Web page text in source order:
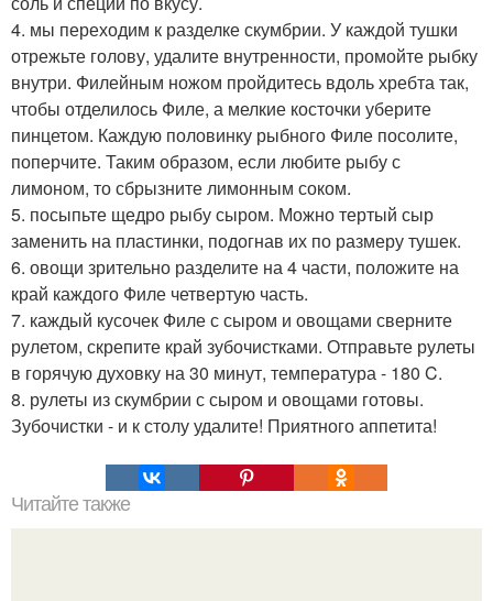
4. мы переходим к разделке скумбрии. У каждой тушки
отрежьте голову, удалите внутренности, промойте рыбку
внутри. Филейным ножом пройдитесь вдоль хребта так,
чтобы отделилось Филе, а мелкие косточки уберите
пинцетом. Каждую половинку рыбного Филе посолите,
поперчите. Таким образом, если любите рыбу с
лимоном, то сбрызните лимонным соком.
5. посыпьте щедро рыбу сыром. Можно тертый сыр
заменить на пластинки, подогнав их по размеру тушек.
6. овощи зрительно разделите на 4 части, положите на
край каждого Филе четвертую часть.
7. каждый кусочек Филе с сыром и овощами сверните
рулетом, скрепите край зубочистками. Отправьте рулеты
в горячую духовку на 30 минут, температура - 180 C.
8. рулеты из скумбрии с сыром и овощами готовы.
Зубочистки - и к столу удалите! Приятного аппетита!
Читайте также